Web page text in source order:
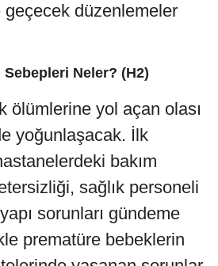
düzenlemeler
Neler? (H2)
ölümlerine yol açan olası
yoğunlaşacak. İlk
bakım
sağlık personeli
sorunları gündeme
prematüre bebeklerin